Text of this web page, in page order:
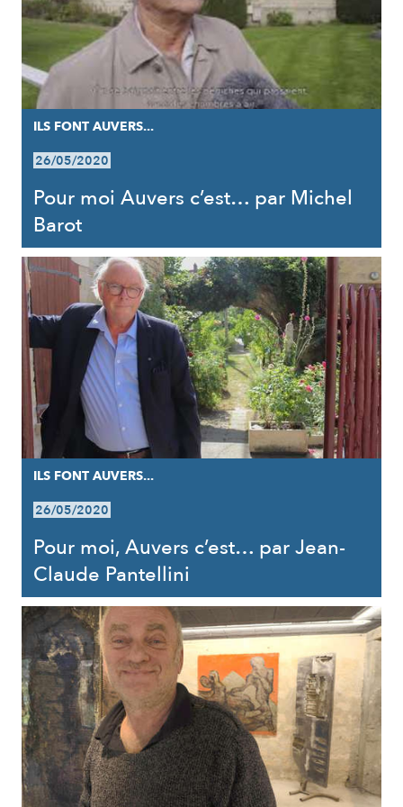
ILS FONT AUVERS...
26/05/2020
Pour moi Auvers c’est… par Michel
Barot
ILS FONT AUVERS...
26/05/2020
Pour moi, Auvers c’est… par Jean-
Claude Pantellini